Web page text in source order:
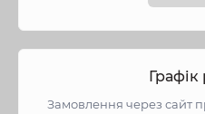
Графік
Замовлення через сайт